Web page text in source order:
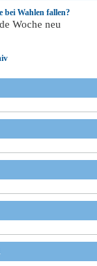
bei Wahlen fallen?
Woche neu